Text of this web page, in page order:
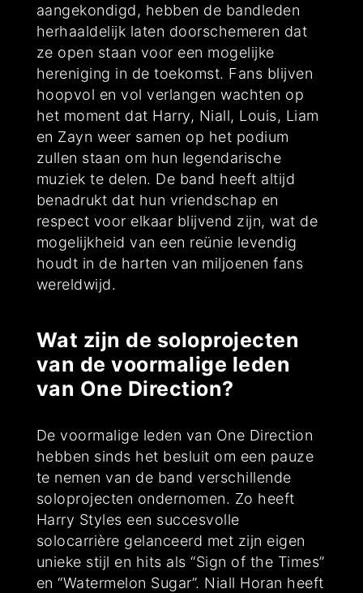
aangekondigd, hebben de bandleden
herhaaldelijk laten doorschemeren dat
ze open staan voor een mogelijke
hereniging in de toekomst. Fans blijven
hoopvol en vol verlangen wachten op
het moment dat Harry, Niall, Louis, Liam
en Zayn weer samen op het podium
zullen staan om hun legendarische
muziek te delen. De band heeft altijd
benadrukt dat hun vriendschap en
respect voor elkaar blijvend zijn, wat de
mogelijkheid van een reünie levendig
houdt in de harten van miljoenen fans
wereldwijd.
Wat zijn de soloprojecten
van de voormalige leden
van One Direction?
De voormalige leden van One Direction
hebben sinds het besluit om een pauze
te nemen van de band verschillende
soloprojecten ondernomen. Zo heeft
Harry Styles een succesvolle
solocarrière gelanceerd met zijn eigen
unieke stijl en hits als “Sign of the Times”
en “Watermelon Sugar”. Niall Horan heeft